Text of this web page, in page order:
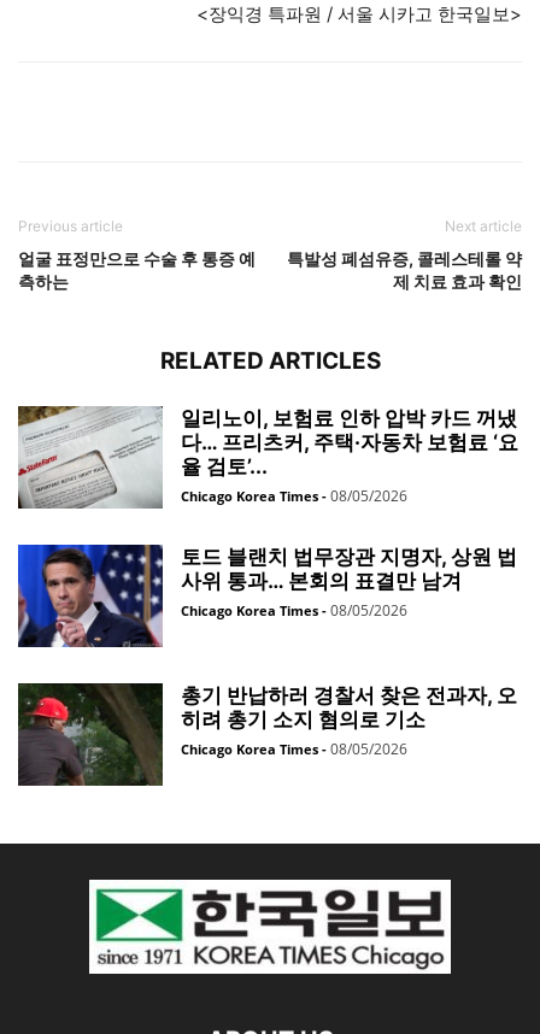
<장익경 특파원 / 서울 시카고 한국일보>
Previous article
얼굴 표정만으로 수술 후 통증 예
측하는
Next article
특발성 폐섬유증, 콜레스테롤 약
제 치료 효과 확인
RELATED ARTICLES
일리노이, 보험료 인하 압박 카드 꺼냈
다… 프리츠커, 주택·자동차 보험료 ‘요
율 검토’...
Chicago Korea Times - 08/05/2026
토드 블랜치 법무장관 지명자, 상원 법
사위 통과… 본회의 표결만 남겨
Chicago Korea Times - 08/05/2026
총기 반납하러 경찰서 찾은 전과자, 오
히려 총기 소지 혐의로 기소
Chicago Korea Times - 08/05/2026